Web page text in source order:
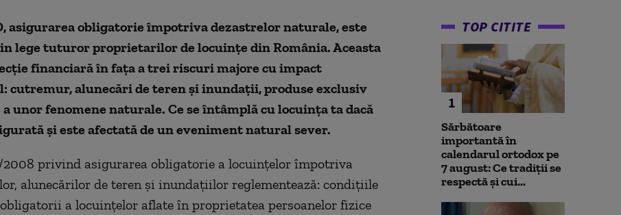
asigurarea obligatorie împotriva dezastrelor naturale, este
lege tuturor proprietarilor de locuințe din România. Aceasta
financiară în fața a trei riscuri majore cu impact
cutremur, alunecări de teren și inundații, produse exclusiv
unor fenomene naturale. Ce se întâmplă cu locuința ta dacă
și este afectată de un eveniment natural sever.
2008 privind asigurarea obligatorie a locuințelor împotriva
alunecărilor de teren și inundațiilor reglementează: condițiile
a locuințelor aflate în proprietatea persoanelor fizice
TOP CITITE
1
Sărbătoare
importantă în
calendarul ortodox pe
7 august: Ce tradiții se
respectă și cui...